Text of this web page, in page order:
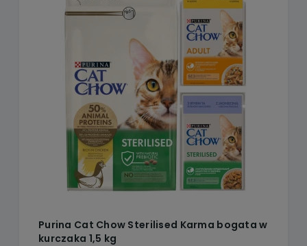
Purina Cat Chow Sterilised Karma bogata w
kurczaka 1,5 kg